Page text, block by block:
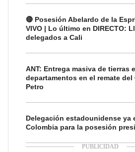
🔴 Posesión Abelardo de la
VIVO | Lo último en DIRECTO:
delegados a Cali
ANT: Entrega masiva de tierras
departamentos en el remate del
Petro
Delegación estadounidense ya
Colombia para la posesión